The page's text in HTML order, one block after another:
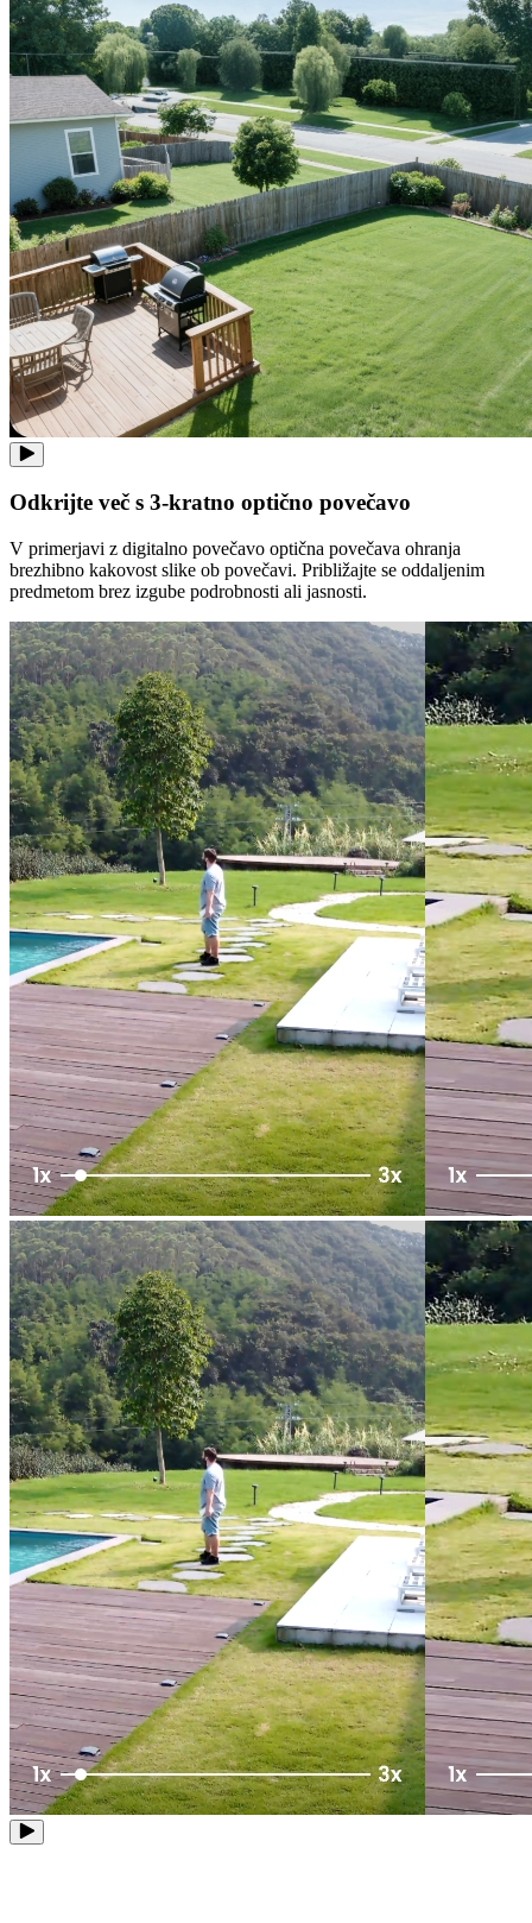
Odkrijte več s 3-kratno optično povečavo
V primerjavi z digitalno povečavo optična povečava ohranja
brezhibno kakovost slike ob povečavi. Približajte se oddaljenim
predmetom brez izgube podrobnosti ali jasnosti.